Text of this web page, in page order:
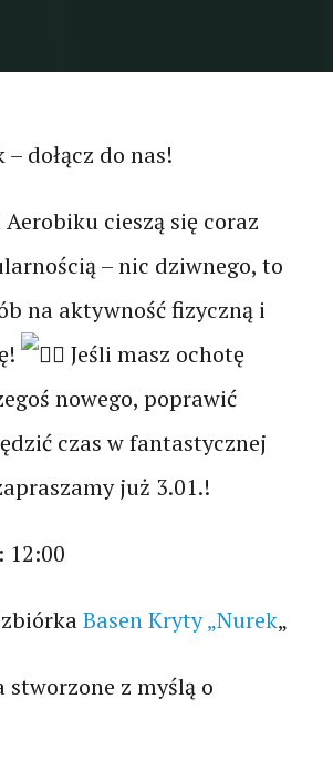
dołącz do nas!
cieszą się coraz
– nic dziwnego, to
na aktywność fizyczną i
Jeśli masz ochotę
nowego, poprawić
czas w fantastycznej
już 3.01.!
12:00
Basen Kryty „Nurek„
stworzone z myślą o